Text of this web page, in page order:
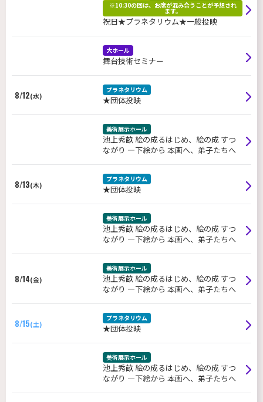
※10:30の回は、お席が混み合うことが予想され
ます。
祝日★プラネタリウム★一般投映
大ホール
舞台技術セミナー
8/12(水)
プラネタリウム
★団体投映
美術展示ホール
池上秀畝 絵の成るはじめ、絵の成 すつ
ながり ―下絵から 本画へ、弟子たちへ
8/13(木)
プラネタリウム
★団体投映
美術展示ホール
池上秀畝 絵の成るはじめ、絵の成 すつ
ながり ―下絵から 本画へ、弟子たちへ
8/14(金)
美術展示ホール
池上秀畝 絵の成るはじめ、絵の成 すつ
ながり ―下絵から 本画へ、弟子たちへ
8/15(土)
プラネタリウム
★団体投映
美術展示ホール
池上秀畝 絵の成るはじめ、絵の成 すつ
ながり ―下絵から 本画へ、弟子たちへ